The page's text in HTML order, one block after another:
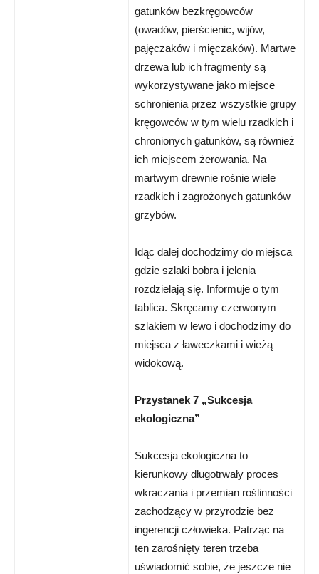
gatunków bezkręgowców
(owadów, pierścienic, wijów,
pajęczaków i mięczaków). Martwe
drzewa lub ich fragmenty są
wykorzystywane jako miejsce
schronienia przez wszystkie grupy
kręgowców w tym wielu rzadkich i
chronionych gatunków, są również
ich miejscem żerowania. Na
martwym drewnie rośnie wiele
rzadkich i zagrożonych gatunków
grzybów.
Idąc dalej dochodzimy do miejsca
gdzie szlaki bobra i jelenia
rozdzielają się. Informuje o tym
tablica. Skręcamy czerwonym
szlakiem w lewo i dochodzimy do
miejsca z ławeczkami i wieżą
widokową.
Przystanek 7 „Sukcesja
ekologiczna”
Sukcesja ekologiczna to
kierunkowy długotrwały proces
wkraczania i przemian roślinności
zachodzący w przyrodzie bez
ingerencji człowieka. Patrząc na
ten zarośnięty teren trzeba
uświadomić sobie, że jeszcze nie